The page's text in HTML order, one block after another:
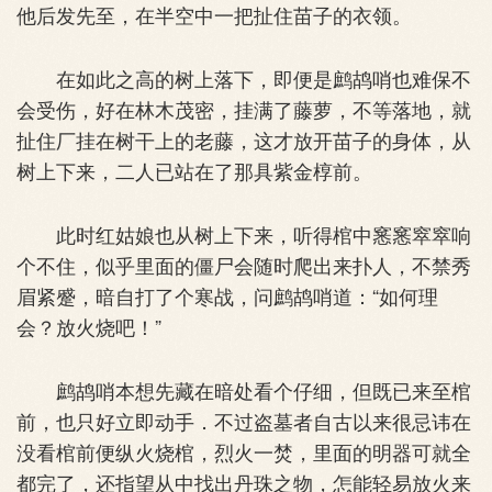
他后发先至，在半空中一把扯住苗子的衣领。
在如此之高的树上落下，即便是鹧鸪哨也难保不
会受伤，好在林木茂密，挂满了藤萝，不等落地，就
扯住厂挂在树干上的老藤，这才放开苗子的身体，从
树上下来，二人已站在了那具紫金椁前。
此时红姑娘也从树上下来，听得棺中窸窸窣窣响
个不住，似乎里面的僵尸会随时爬出来扑人，不禁秀
眉紧蹙，暗自打了个寒战，问鹧鸪哨道：“如何理
会？放火烧吧！”
鹧鸪哨本想先藏在暗处看个仔细，但既已来至棺
前，也只好立即动手．不过盗墓者自古以来很忌讳在
没看棺前便纵火烧棺，烈火一焚，里面的明器可就全
都完了，还指望从中找出丹珠之物，怎能轻易放火来